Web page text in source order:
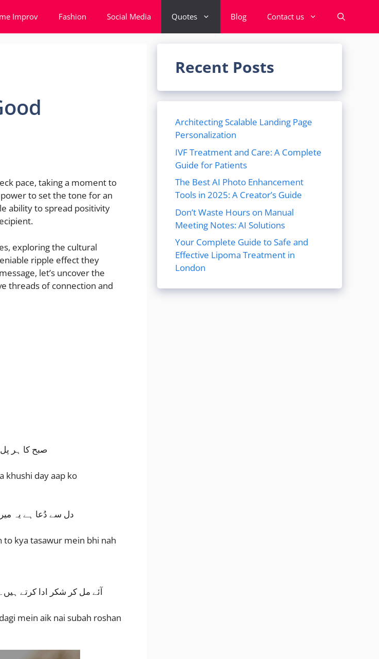
Improv Fashion Social Media Quotes Blog Contact us
pace, taking a moment to
to set the tone for an
ability to spread positivity
exploring the cultural
ripple effect they
let’s uncover the
threads of connection and
صبح کا ہر
khushi day aap ko
دل سے دُعا ہے یہ
kya tasawur mein bhi nah
آئے مل کر شکر ادا کرتے
mein aik nai subah roshan
Recent Posts
Architecting Scalable Landing Page
Personalization
IVF Treatment and Care: A Complete
Guide for Patients
The Best AI Photo Enhancement
Tools in 2025: A Creator’s Guide
Don’t Waste Hours on Manual
Meeting Notes: AI Solutions
Your Complete Guide to Safe and
Effective Lipoma Treatment in
London